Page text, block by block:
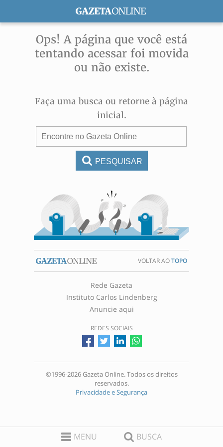
MENU BUSCA
Ops! A página que você está
tentando acessar foi movida
ou não existe.
Faça uma busca ou retorne à página
inicial.
PESQUISAR
VOLTAR AOTOPO
Rede Gazeta
Instituto Carlos Lindenberg
Anuncie aqui
REDES SOCIAIS
©1996-2026 Gazeta Online. Todos os direitos
reservados.
Privacidade e Segurança